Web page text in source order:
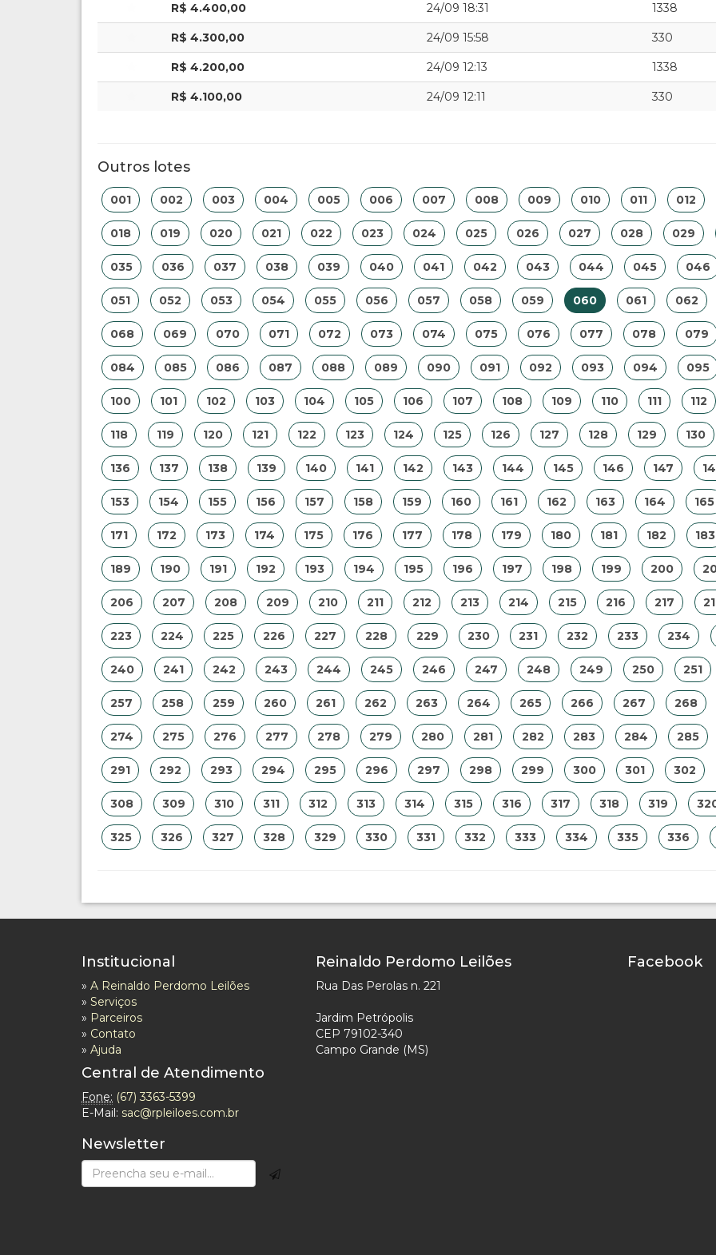
R$ 4.400,00 24/09 18:31 1338
R$ 4.300,00 24/09 15:58 330
R$ 4.200,00 24/09 12:13 1338
R$ 4.100,00 24/09 12:11 330
Outros lotes
001 002 003 004 005 006 007 008 009 010 011 012
018 019 020 021 022 023 024 025 026 027 028 029
035 036 037 038 039 040 041 042 043 044 045 046
051 052 053 054 055 056 057 058 059 060 061 062
068 069 070 071 072 073 074 075 076 077 078 079
084 085 086 087 088 089 090 091 092 093 094 095
100 101 102 103 104 105 106 107 108 109 110 111 112
118 119 120 121 122 123 124 125 126 127 128 129 130
136 137 138 139 140 141 142 143 144 145 146 147
153 154 155 156 157 158 159 160 161 162 163 164 165
171 172 173 174 175 176 177 178 179 180 181 182 183
189 190 191 192 193 194 195 196 197 198 199 200
206 207 208 209 210 211 212 213 214 215 216 217
223 224 225 226 227 228 229 230 231 232 233 234
240 241 242 243 244 245 246 247 248 249 250 251
257 258 259 260 261 262 263 264 265 266 267 268
274 275 276 277 278 279 280 281 282 283 284 285
291 292 293 294 295 296 297 298 299 300 301 302
308 309 310 311 312 313 314 315 316 317 318 319
325 326 327 328 329 330 331 332 333 334 335 336
Institucional
» A Reinaldo Perdomo Leilões
» Serviços
» Parceiros
» Contato
» Ajuda
Central de Atendimento
Fone: (67) 3363-5399
E-Mail: sac@rpleiloes.com.br
Newsletter
Reinaldo Perdomo Leilões
Rua Das Perolas n. 221
Jardim Petrópolis
CEP 79102-340
Campo Grande (MS)
Facebook